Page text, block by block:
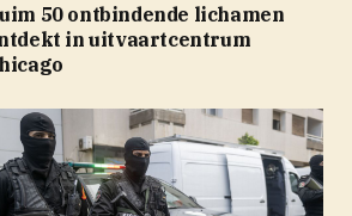
50 ontbindende lichamen
in uitvaartcentrum